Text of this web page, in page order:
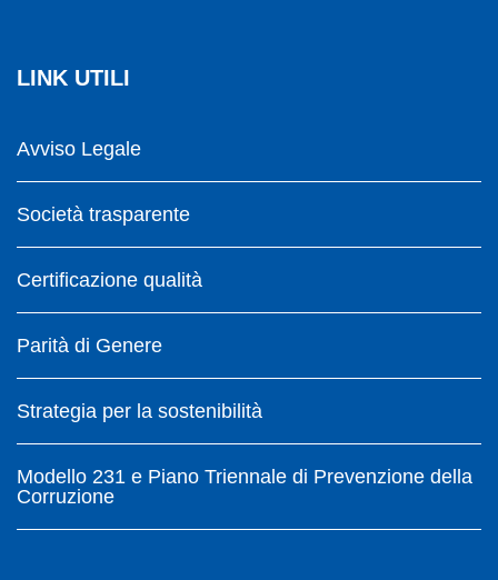
LINK UTILI
Avviso Legale
Società trasparente
Certificazione qualità
Parità di Genere
Strategia per la sostenibilità
Modello 231 e Piano Triennale di Prevenzione della
Corruzione